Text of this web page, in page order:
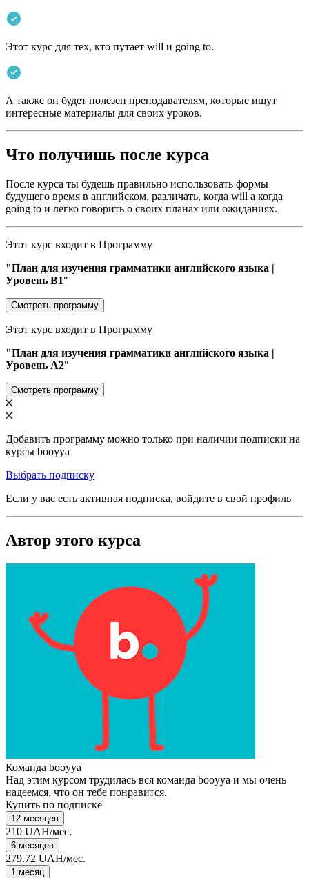
Этот курс для тех, кто путает will и going to.
А также он будет полезен преподавателям, которые ищут
интересные материалы для своих уроков.
Что получишь после курса
После курса ты будешь правильно использовать формы
будущего время в английском, различать, когда will а когда
going to и легко говорить о своих планах или ожиданиях.
Этот курс входит в Программу
"План для изучения грамматики английского языка |
Уровень B1"
Смотреть программу
Этот курс входит в Программу
"План для изучения грамматики английского языка |
Уровень A2"
Смотреть программу
Добавить программу можно только при наличии подписки на
курсы booyya
Выбрать подписку
Если у вас есть активная подписка, войдите в свой профиль
Автор этого курса
Команда booyya
Над этим курсом трудилась вся команда booyya и мы очень
надеемся, что он тебе понравится.
Купить по подписке
12 месяцев
210 UAH/мес.
6 месяцев
279.72 UAH/мес.
1 месяц